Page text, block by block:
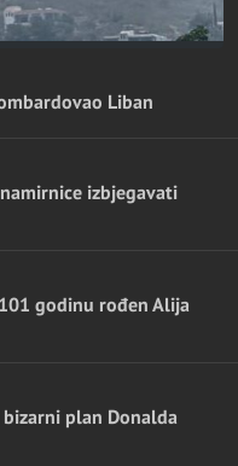
Liban
izbjegavati
godinu rođen Alija
plan Donalda